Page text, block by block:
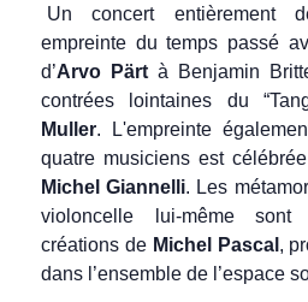
Un concert entièrement
empreinte du temps passé
d’Arvo Pärtà Benjamin
contrées lointaines du
Muller. L'empreinte
quatre musiciens est
Michel Giannelli. Les
violoncelle lui-même
créations de Michel Pascal ,
dans l’ensemble de l’espace